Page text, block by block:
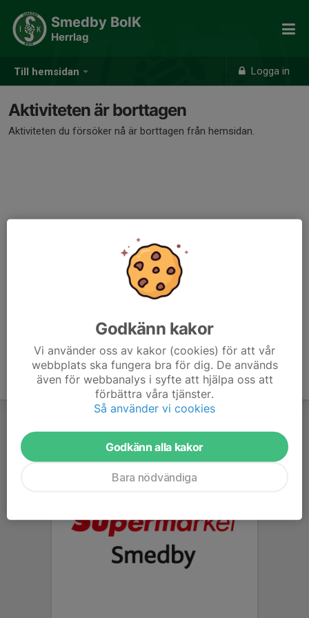
Till hemsidan Logga in
Smedby BoIK
Herrlag
Aktiviteten är borttagen
Aktiviteten du försöker nå är borttagen från hemsidan.
Godkänn kakor
Vi använder oss av kakor (cookies) för att vår
webbplats ska fungera bra för dig. De används
även för webbanalys i syfte att hjälpa oss att
förbättra våra tjänster.
Så använder vi cookies
Godkänn alla kakor
Bara nödvändiga